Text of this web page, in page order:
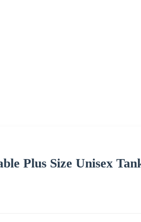
Plus Size Unisex